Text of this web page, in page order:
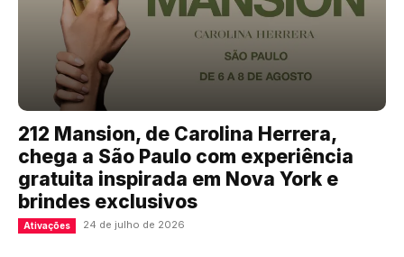
212 Mansion, de Carolina Herrera,
chega a São Paulo com experiência
gratuita inspirada em Nova York e
brindes exclusivos
Ativações 24 de julho de 2026